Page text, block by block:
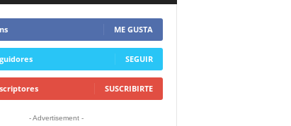
ME GUSTA
SEGUIR
SUSCRIBIRTE
- Advertisement -